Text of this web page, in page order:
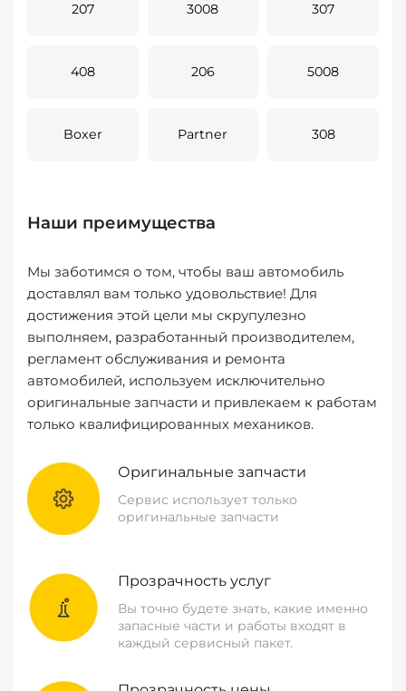
207 3008 307
408 206 5008
Boxer Partner 308
Наши преимущества
Мы заботимся о том, чтобы ваш автомобиль
доставлял вам только удовольствие! Для
достижения этой цели мы скрупулезно
выполняем, разработанный производителем,
регламент обслуживания и ремонта
автомобилей, используем исключительно
оригинальные запчасти и привлекаем к работам
только квалифицированных механиков.
Оригинальные запчасти
Сервис использует только
оригинальные запчасти
Прозрачность услуг
Вы точно будете знать, какие именно
запасные части и работы входят в
каждый сервисный пакет.